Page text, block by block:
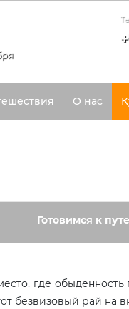
О нас
Готовимся к
где обыденность
безвизовый рай на